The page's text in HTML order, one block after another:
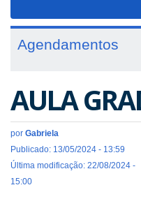
Agendamentos
AULA
por Gabriela
Publicado: 13/05/2024 - 13:59
Última modificação: 22/08/2024 -
15:00